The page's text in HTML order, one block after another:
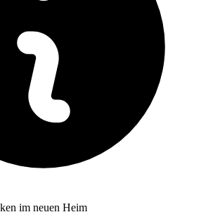
im neuen Heim